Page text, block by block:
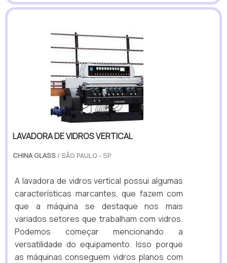
LAVADORA DE VIDROS VERTICAL
CHINA GLASS / SÃO PAULO - SP
A lavadora de vidros vertical possui algumas
características marcantes, que fazem com
que a máquina se destaque nos mais
variados setores que trabalham com vidros.
Podemos começar mencionando a
versatilidade do equipamento. Isso porque
as máquinas conseguem vidros planos com